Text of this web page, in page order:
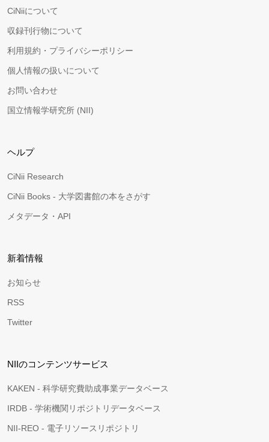
CiNiiについて
収録刊行物について
利用規約・プライバシーポリシー
個人情報の扱いについて
お問い合わせ
国立情報学研究所 (NII)
ヘルプ
CiNii Research
CiNii Books - 大学図書館の本をさがす
メタデータ・API
新着情報
お知らせ
RSS
Twitter
NIIのコンテンツサービス
KAKEN - 科学研究費助成事業データベース
IRDB - 学術機関リポジトリデータベース
NII-REO - 電子リソースリポジトリ